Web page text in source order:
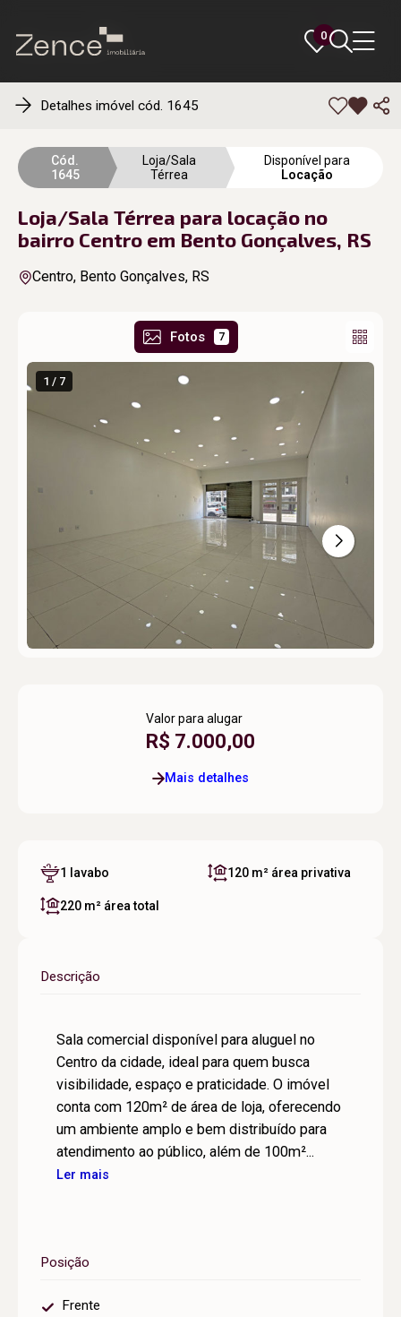
0
0
Detalhes imóvel cód. 1645
Cód.
1645
Loja/Sala
Térrea
Disponível para
Locação
Loja/Sala Térrea para locação no
bairro Centro em Bento Gonçalves, RS
Centro, Bento Gonçalves, RS
Fotos 7
1 / 7
Valor para alugar
R$ 7.000,00
Mais detalhes
1 lavabo 120 m² área privativa
220 m² área total
Descrição
Sala comercial disponível para aluguel no
Centro da cidade, ideal para quem busca
visibilidade, espaço e praticidade. O imóvel
conta com 120m² de área de loja, oferecendo
um ambiente amplo e bem distribuído para
atendimento ao público, além de 100m²...
Ler mais
Posição
Frente